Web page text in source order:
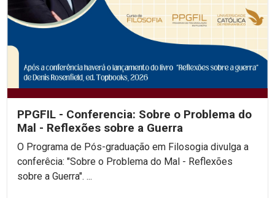
PPGFIL - Conferencia: Sobre o Problema do
Mal - Reflexões sobre a Guerra
O Programa de Pós-graduação em Filosogia divulga a
conferêcia: "Sobre o Problema do Mal - Reflexões
sobre a Guerra". ...